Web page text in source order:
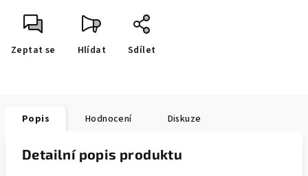
Zeptat se Hlídat Sdílet
Popis Hodnocení Diskuze
Detailní popis produktu